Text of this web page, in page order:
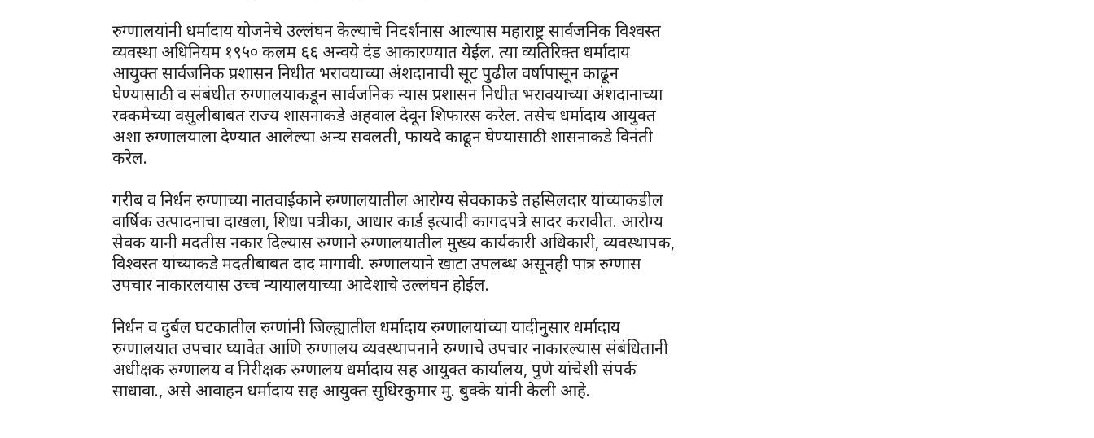
रुग्णालयांनी धर्मादाय योजनेचे उल्लंघन केल्याचे निदर्शनास आल्यास महाराष्ट्र सार्वजनिक विश्वस्त
व्यवस्था अधिनियम १९५० कलम ६६ अन्वये दंड आकारण्यात येईल. त्या व्यतिरिक्त धर्मादाय
आयुक्त सार्वजनिक प्रशासन निधीत भरावयाच्या अंशदानाची सूट पुढील वर्षापासून काढून
घेण्यासाठी व संबंधीत रुग्णालयाकडून सार्वजनिक न्यास प्रशासन निधीत भरावयाच्या अंशदानाच्या
रक्कमेच्या वसुलीबाबत राज्य शासनाकडे अहवाल देवून शिफारस करेल. तसेच धर्मादाय आयुक्त
अशा रुग्णालयाला देण्यात आलेल्या अन्य सवलती, फायदे काढून घेण्यासाठी शासनाकडे विनंती
करेल.
गरीब व निर्धन रुग्णाच्या नातवाईकाने रुग्णालयातील आरोग्य सेवकाकडे तहसिलदार यांच्याकडील
वार्षिक उत्पादनाचा दाखला, शिधा पत्रीका, आधार कार्ड इत्यादी कागदपत्रे सादर करावीत. आरोग्य
सेवक यानी मदतीस नकार दिल्यास रुग्णाने रुग्णालयातील मुख्य कार्यकारी अधिकारी, व्यवस्थापक,
विश्वस्त यांच्याकडे मदतीबाबत दाद मागावी. रुग्णालयाने खाटा उपलब्ध असूनही पात्र रुग्णास
उपचार नाकारलयास उच्च न्यायालयाच्या आदेशाचे उल्लंघन होईल.
निर्धन व दुर्बल घटकातील रुग्णांनी जिल्ह्यातील धर्मादाय रुग्णालयांच्या यादीनुसार धर्मादाय
रुग्णालयात उपचार घ्यावेत आणि रुग्णालय व्यवस्थापनाने रुग्णाचे उपचार नाकारल्यास संबंधितानी
अधीक्षक रुग्णालय व निरीक्षक रुग्णालय धर्मादाय सह आयुक्त कार्यालय, पुणे यांचेशी संपर्क
साधावा., असे आवाहन धर्मादाय सह आयुक्त सुधिरकुमार मु. बुक्के यांनी केली आहे.